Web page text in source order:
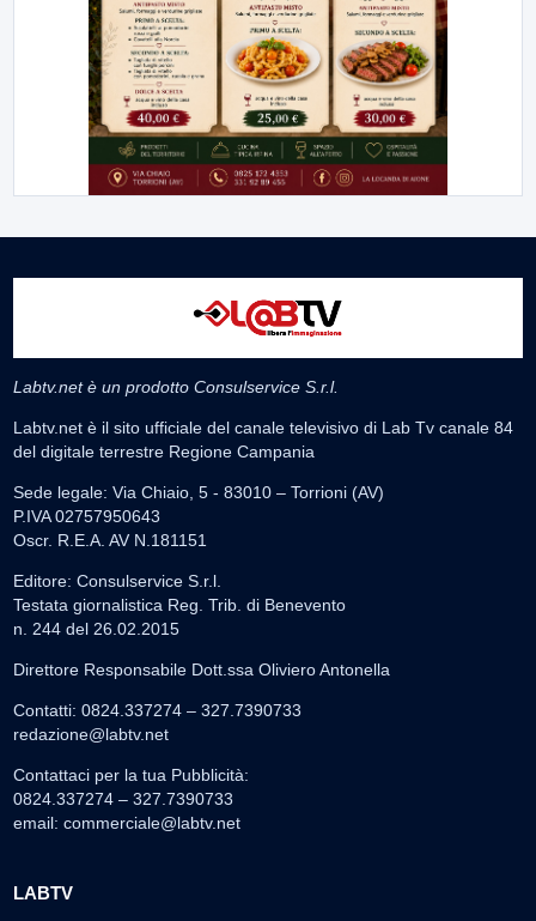
Labtv.net è un prodotto Consulservice S.r.l.
Labtv.net è il sito ufficiale del canale televisivo di Lab Tv canale 84
del digitale terrestre Regione Campania
Sede legale: Via Chiaio, 5 - 83010 – Torrioni (AV)
P.IVA 02757950643
Oscr. R.E.A. AV N.181151
Editore: Consulservice S.r.l.
Testata giornalistica Reg. Trib. di Benevento
n. 244 del 26.02.2015
Direttore Responsabile Dott.ssa Oliviero Antonella
Contatti: 0824.337274 – 327.7390733
redazione@labtv.net
Contattaci per la tua Pubblicità:
0824.337274 – 327.7390733
email: commerciale@labtv.net
LABTV